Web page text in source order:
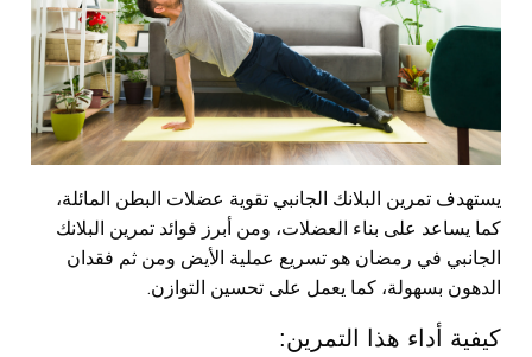
يستهدف تمرين البلانك الجانبي تقوية عضلات البطن المائلة،
كما يساعد على بناء العضلات، ومن أبرز فوائد تمرين البلانك
الجانبي في رمضان هو تسريع عملية الأيض ومن ثم فقدان
الدهون بسهولة، كما يعمل على تحسين التوازن.
كيفية أداء هذا التمرين: